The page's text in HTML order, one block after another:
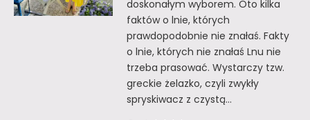
doskonałym wyborem. Oto kilka
faktów o lnie, których
prawdopodobnie nie znałaś. Fakty
o lnie, których nie znałaś Lnu nie
trzeba prasować. Wystarczy tzw.
greckie żelazko, czyli zwykły
spryskiwacz z czystą…